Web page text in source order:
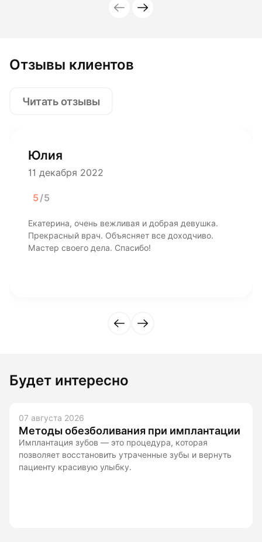
Отзывы клиентов
Читать отзывы
Юлия
11 декабря 2022
5/5
Екатерина, очень вежливая и добрая девушка.
Прекрасный врач. Объясняет все доходчиво.
Мастер своего дела. Спасибо!
Будет интересно
07 августа 2026
Методы обезболивания при имплантации
Имплантация зубов — это процедура, которая
позволяет восстановить утраченные зубы и вернуть
пациенту красивую улыбку.